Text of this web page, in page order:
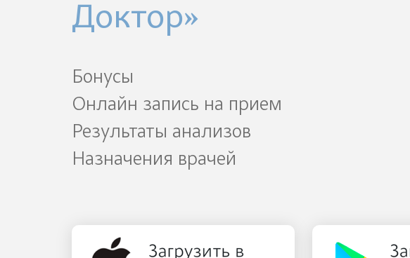
Доктор»
Бонусы
Онлайн запись на прием
Результаты анализов
Назначения врачей